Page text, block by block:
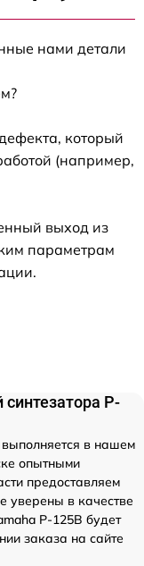
нами детали
который
(например,
выход из
параметрам
P-
выполняется в нашем
опытными
предоставляем
уверены в качестве
P-125B будет
заказа на сайте